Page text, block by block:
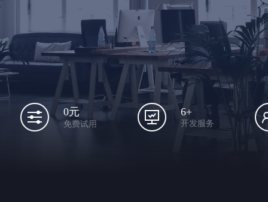
0元
免费试用
6+
开发服务